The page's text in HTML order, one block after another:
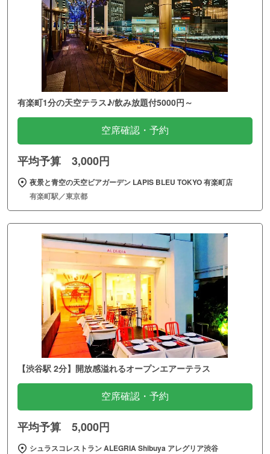
有楽町1分の天空テラス♪/飲み放題付5000円～
空席確認・予約
平均予算 3,000円
夜景と青空の天空ビアガーデン LAPIS BLEU TOKYO 有楽町店
有楽町駅／東京都
【渋谷駅 2分】開放感溢れるオープンエアーテラス
空席確認・予約
平均予算 5,000円
シュラスコレストラン ALEGRIA Shibuya アレグリア渋谷